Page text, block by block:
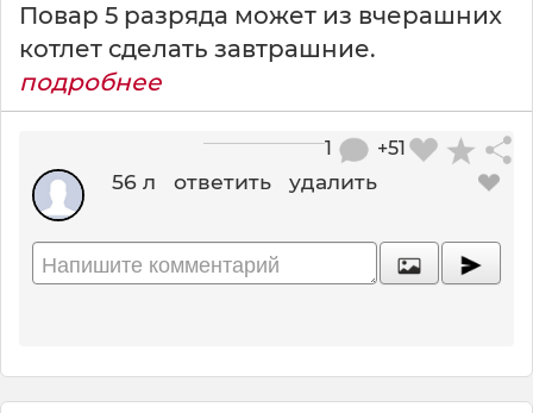
Повар 5 разряда может из вчерашних
котлет сделать завтрашние.
подробнее
+51
1
56 л ответить удалить